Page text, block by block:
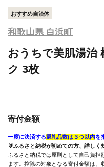
おすすめ自治体
和歌山県 白浜町
おうちで美肌湯治
ク 3枚
寄付金額
一度に決済する返礼品数は３つ以内を
🔰ふるさと納税が初めての方、詳しく
ふるさと納税では原則として自己負担
ます。控除の対象となる寄付金額は、